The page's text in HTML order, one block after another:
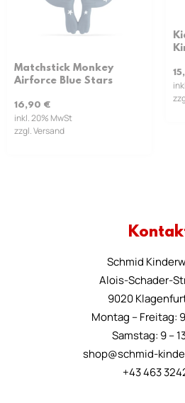
Matchstick Monkey
Airforce Blue Stars
16,90 €
inkl. 20% MwSt
zzgl. Versand
Schmid
Alois-Schader-
9020
Montag – Freitag:
Samstag: 9 –
shop@schmid-
+43 463